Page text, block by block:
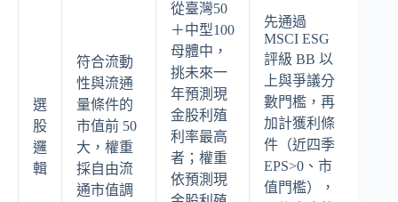
選
股
邏
輯
符合流動
性與流通
量條件的
市值前 50
大，權重
採自由流
通市值調
從臺灣50
＋中型100
母體中，
挑未來一
年預測現
金股利殖
利率最高
者；權重
依預測現
先通過
MSCI ESG
評級 BB 以
上與爭議分
數門檻，再
加計獲利條
件（近四季
EPS>0、市
值門檻），